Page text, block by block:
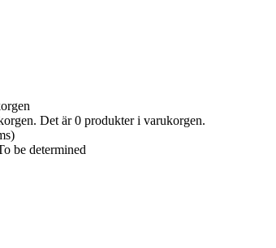
Det är0 produkter i varukorgen.
be determined